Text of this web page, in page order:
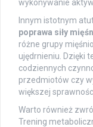
wykonywanie
Innym istotnym
poprawa siły
różne grupy
ujędrnieniu. Dzięki
codziennych
przedmiotów czy
większej
Warto również
Trening